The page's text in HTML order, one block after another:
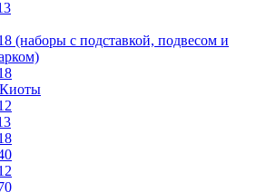
(наборы с подставкой, подвесом и
Киоты